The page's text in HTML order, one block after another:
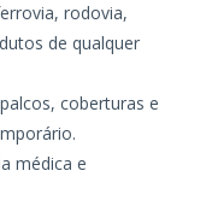
rodovia,
de qualquer
coberturas e
médica e